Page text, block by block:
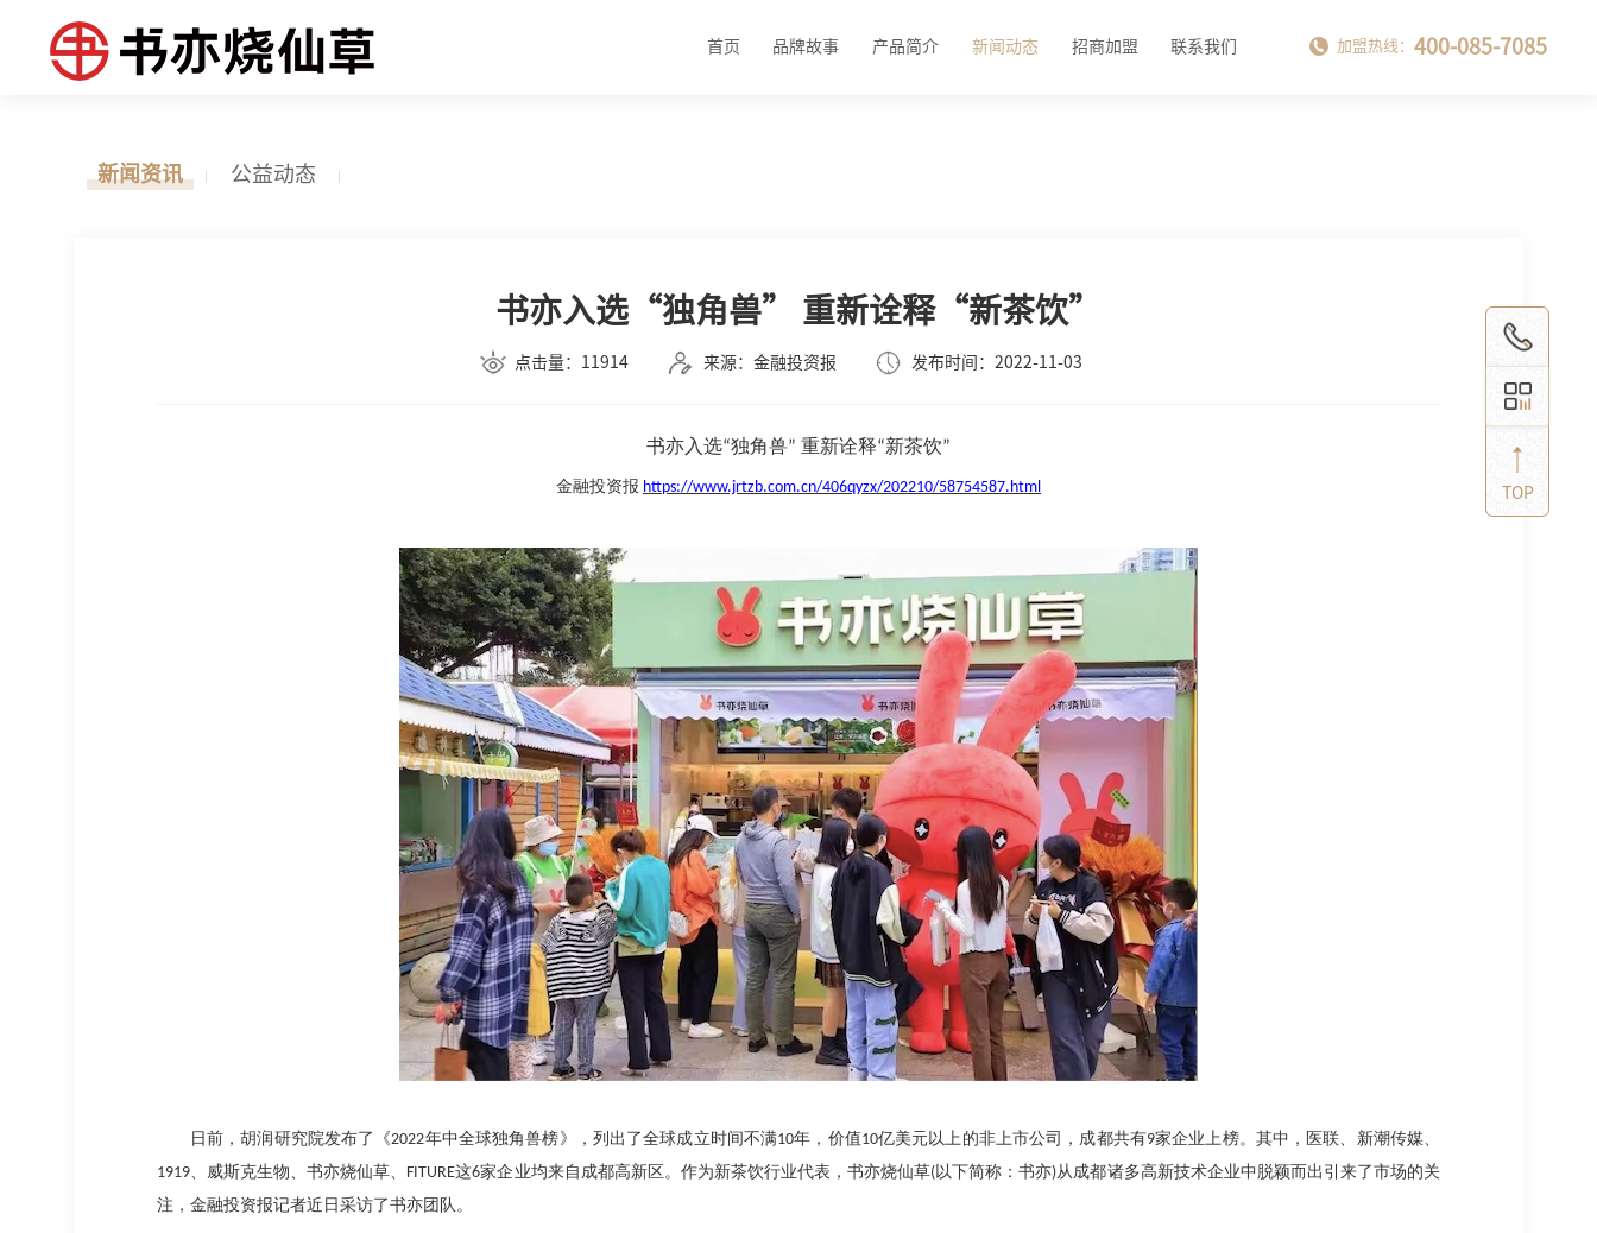
加盟热线：400-085-7085
首页 品牌故事 产品简介 新闻动态 招商加盟 联系我们
新闻资讯 公益动态
书亦入选“独角兽” 重新诠释“新茶饮”
点击量：11914 来源：金融投资报 发布时间：2022-11-03
书亦入选“独角兽” 重新诠释“新茶饮”
金融投资报 https://www.jrtzb.com.cn/406qyzx/202210/58754587.html
日前，胡润研究院发布了《2022年中全球独角兽榜》，列出了全球成立时间不满10年，价值10亿美元以上的非上市公司，成都共有9家企业上榜。其中，医联、新潮传媒、
1919、威斯克生物、书亦烧仙草、 FITURE这6家企业均来自成都高新区。作为新茶饮行业代表，书亦烧仙草(以下简称：书亦)从成都诸多高新技术企业中脱颖而出引来了市场的关
注，金融投资报记者近日采访了书亦团队。
TOP